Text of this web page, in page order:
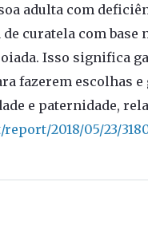
adulta com
curatela com
Isso significa
fazerem escolhas
e paternidade,
2018/05/23/